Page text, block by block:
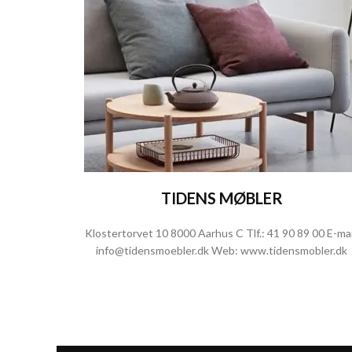
TIDENS MØBLER
Klostertorvet 10 8000 Aarhus C Tlf.: 41 90 89 00E-
info@tidensmoebler.dkWeb: www.tidensmobler.dk